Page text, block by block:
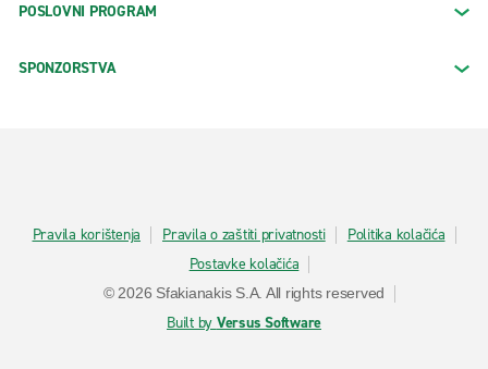
POSLOVNI PROGRAM
SPONZORSTVA
Pravila korištenja Pravila o zaštiti privatnosti
Politika kolačića
Postavke kolačića
© 2026 Sfakianakis S.A. All rights reserved
Built by Versus Software